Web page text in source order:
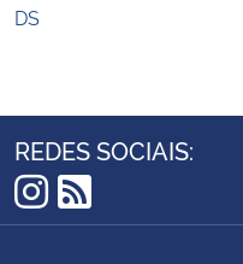
DS
REDES SOCIAIS:
Instagram
RSS